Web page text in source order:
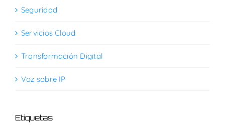
Seguridad
Servicios Cloud
Transformación Digital
Voz sobre IP
Etiquetas